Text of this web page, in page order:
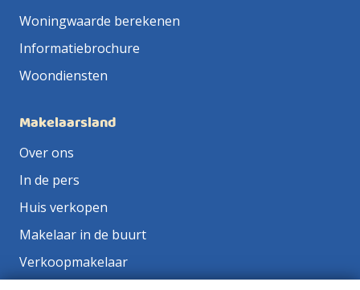
Woningwaarde berekenen
Informatiebrochure
Woondiensten
Makelaarsland
Over ons
In de pers
Huis verkopen
Makelaar in de buurt
Verkoopmakelaar